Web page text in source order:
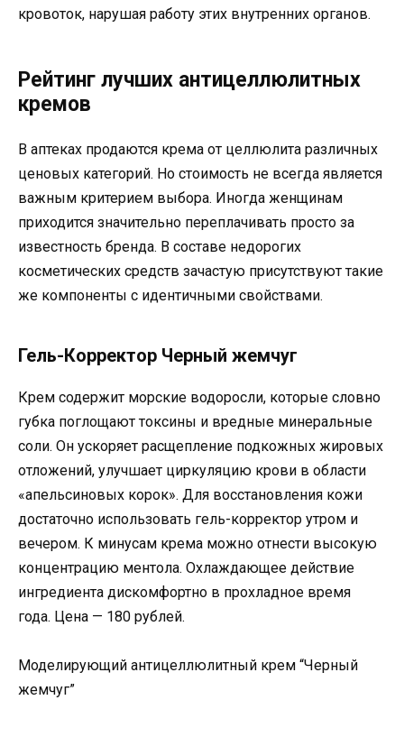
кровоток, нарушая работу этих внутренних органов.
Рейтинг лучших антицеллюлитных
кремов
В аптеках продаются крема от целлюлита различных
ценовых категорий. Но стоимость не всегда является
важным критерием выбора. Иногда женщинам
приходится значительно переплачивать просто за
известность бренда. В составе недорогих
косметических средств зачастую присутствуют такие
же компоненты с идентичными свойствами.
Гель-Корректор Черный жемчуг
Крем содержит морские водоросли, которые словно
губка поглощают токсины и вредные минеральные
соли. Он ускоряет расщепление подкожных жировых
отложений, улучшает циркуляцию крови в области
«апельсиновых корок». Для восстановления кожи
достаточно использовать гель-корректор утром и
вечером. К минусам крема можно отнести высокую
концентрацию ментола. Охлаждающее действие
ингредиента дискомфортно в прохладное время
года. Цена — 180 рублей.
Моделирующий антицеллюлитный крем “Черный
жемчуг”